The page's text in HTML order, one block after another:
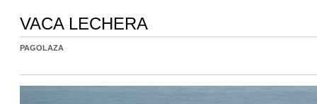
VACA LECHERA
PAGOLAZA